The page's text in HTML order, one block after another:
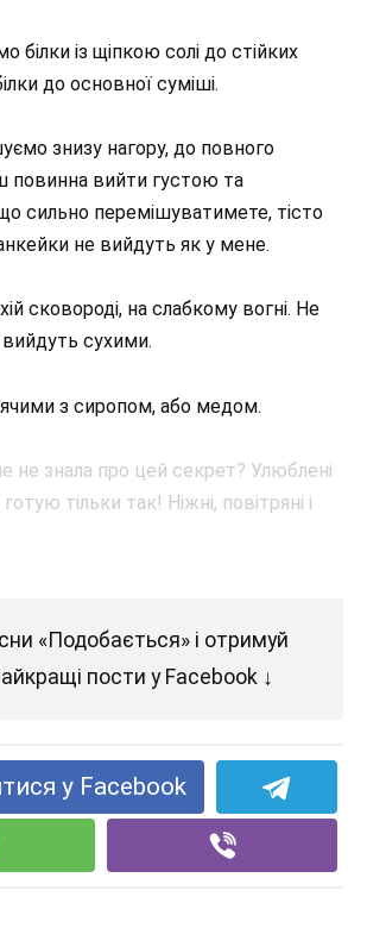
білки із щіпкою солі до стійких
до основної суміші.
знизу нагору, до повного
повинна вийти густою та
сильно перемішуватимете, тісто
не вийдуть як у мене.
сковороді, на слабкому вогні. Не
сухими.
з сиропом, або медом.
«Подобається» і отримуй
пости у Facebook ↓
у Facebook